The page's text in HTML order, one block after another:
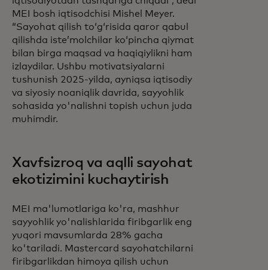
MEI bosh iqtisodchisi Mishel Meyer.
“Sayohat qilish toʻgʻrisida qaror qabul
qilishda isteʼmolchilar koʻpincha qiymat
bilan birga maqsad va haqiqiylikni ham
izlaydilar. Ushbu motivatsiyalarni
tushunish 2025-yilda, ayniqsa iqtisodiy
va siyosiy noaniqlik davrida, sayyohlik
sohasida yo'nalishni topish uchun juda
muhimdir.
Xavfsizroq va aqlli sayohat
ekotizimini kuchaytirish
MEI ma'lumotlariga ko'ra, mashhur
sayyohlik yo'nalishlarida firibgarlik eng
yuqori mavsumlarda 28% gacha
ko'tariladi. Mastercard sayohatchilarni
firibgarlikdan himoya qilish uchun